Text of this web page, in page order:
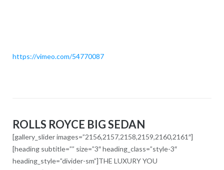
https://vimeo.com/54770087
ROLLS ROYCE BIG SEDAN
[gallery_slider images=”2156,2157,2158,2159,2160,2161″]
[heading subtitle=”” size=”3″ heading_class=”style-3″
heading_style=”divider-sm”]THE LUXURY YOU